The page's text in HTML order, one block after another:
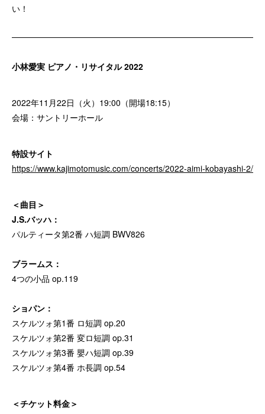
い！
小林愛実 ピアノ・リサイタル 2022
2022年11月22日（火）19:00（開場18:15）
会場：サントリーホール
特設サイト
https://www.kajimotomusic.com/concerts/2022-aimi-kobayashi-2/
＜曲目＞
J.S.バッハ：
パルティータ第2番 ハ短調 BWV826
ブラームス：
4つの小品 op.119
ショパン：
スケルツォ第1番 ロ短調 op.20
スケルツォ第2番 変ロ短調 op.31
スケルツォ第3番 嬰ハ短調 op.39
スケルツォ第4番 ホ長調 op.54
＜チケット料金＞